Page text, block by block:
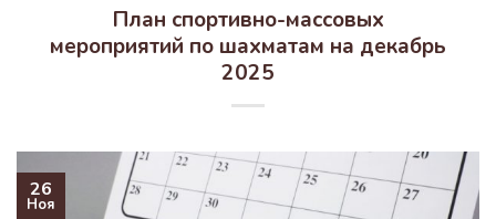
План спортивно-массовых
мероприятий по шахматам на декабрь
2025
26
Ноя